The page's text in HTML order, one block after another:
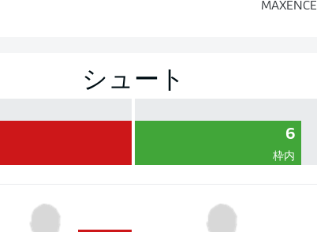
MAXENCE
シュート
6
枠内